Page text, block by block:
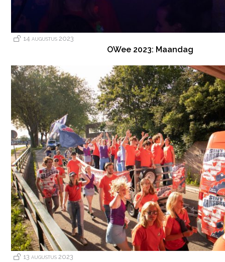
14 augustus 2023
OWee 2023: Maandag
13 augustus 2023